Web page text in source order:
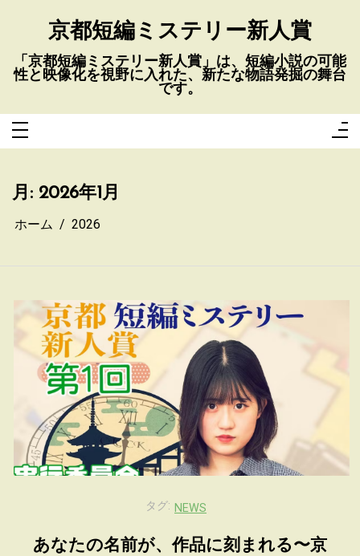
京都短編ミステリー新人賞
「京都短編ミステリー新人賞」は、短編小説の可能
性と映像化を視野に入れた、新たな物語発掘の舞台
です。
月: 2026年1月
ホーム 2026
タグ: NEWS
あなたの名前が、作品に刻まれる〜京